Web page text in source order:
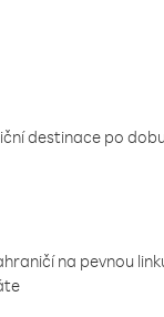
destinace po dobu
na pevnou